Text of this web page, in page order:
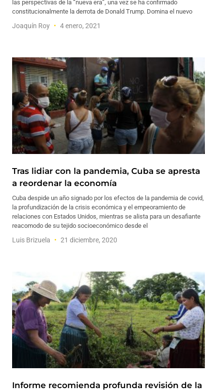
las perspectivas de la “nueva era”, una vez se ha confirmado
constitucionalmente la derrota de Donald Trump. Domina el nuevo
Joaquín Roy 4 enero, 2021
Tras lidiar con la pandemia, Cuba se apresta
a reordenar la economía
Cuba despide un año signado por los efectos de la pandemia de covid,
la profundización de la crisis económica y el empeoramiento de
relaciones con Estados Unidos, mientras se alista para un desafiante
reacomodo de su tejido socioeconómico desde el
Luis Brizuela 21 diciembre, 2020
Informe recomienda profunda revisión de la